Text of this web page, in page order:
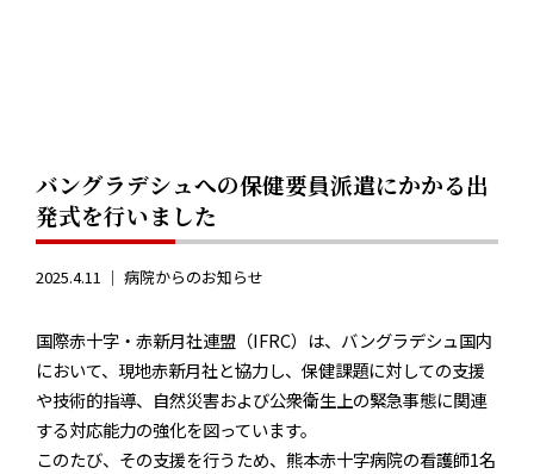
バングラデシュへの保健要員派遣にかかる出
発式を行いました
2025.4.11 ｜病院からのお知らせ
国際赤十字・赤新月社連盟（IFRC）は、バングラデシュ国内
において、現地赤新月社と協力し、保健課題に対しての支援
や技術的指導、自然災害および公衆衛生上の緊急事態に関連
する対応能力の強化を図っています。
このたび、その支援を行うため、熊本赤十字病院の看護師1名